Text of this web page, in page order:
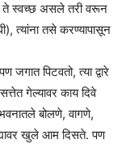
ते स्वच्छ असले तरी वरून
त्यांना तसे करण्यापासून
जगात पिटवतो, त्या द्वारे
गेल्यावर काय दिवे
बोलणे, वागणे,
खुले आम दिसते. पण